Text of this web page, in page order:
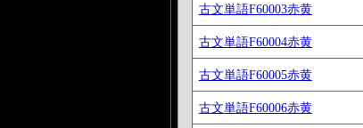
古文単語F60003赤黄
古文単語F60004赤黄
古文単語F60005赤黄
古文単語F60006赤黄